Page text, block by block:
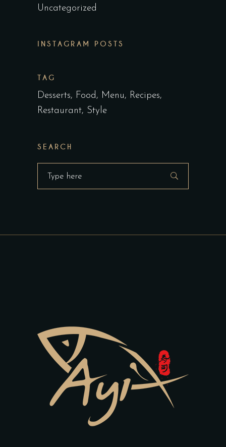
Uncategorized
INSTAGRAM POSTS
TAG
Desserts Food Menu
Recipes
Restaurant Style
SEARCH